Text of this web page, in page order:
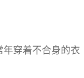
穿着不合身的衣